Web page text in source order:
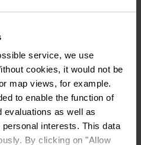
service, we use
cookies, it would not be
map views, for example.
to enable the function of
as well as
interests. This data
By clicking on "Allow
campers
camperplaatsen